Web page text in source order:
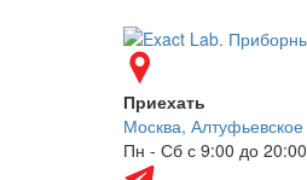
Приехать
Москва,
Пн - Сб с 9:00 до 20:00